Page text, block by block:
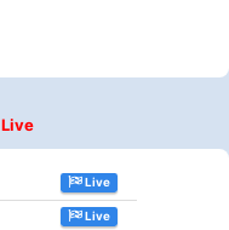
Live
Live
Live